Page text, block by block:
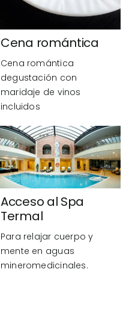
Cena romántica
Cena romántica
degustación con
maridaje de vinos
incluidos
Acceso al Spa
Termal
Para relajar cuerpo y
mente en aguas
mineromedicinales.